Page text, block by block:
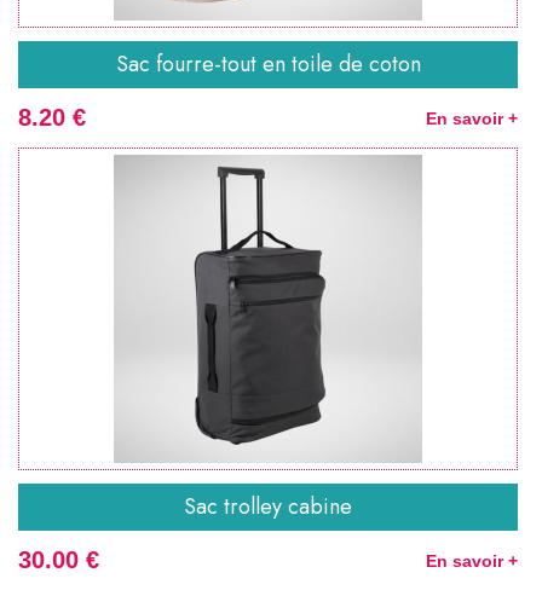
Sac fourre-tout en toile de coton
8.20 € En savoir +
Sac trolley cabine
30.00 € En savoir +